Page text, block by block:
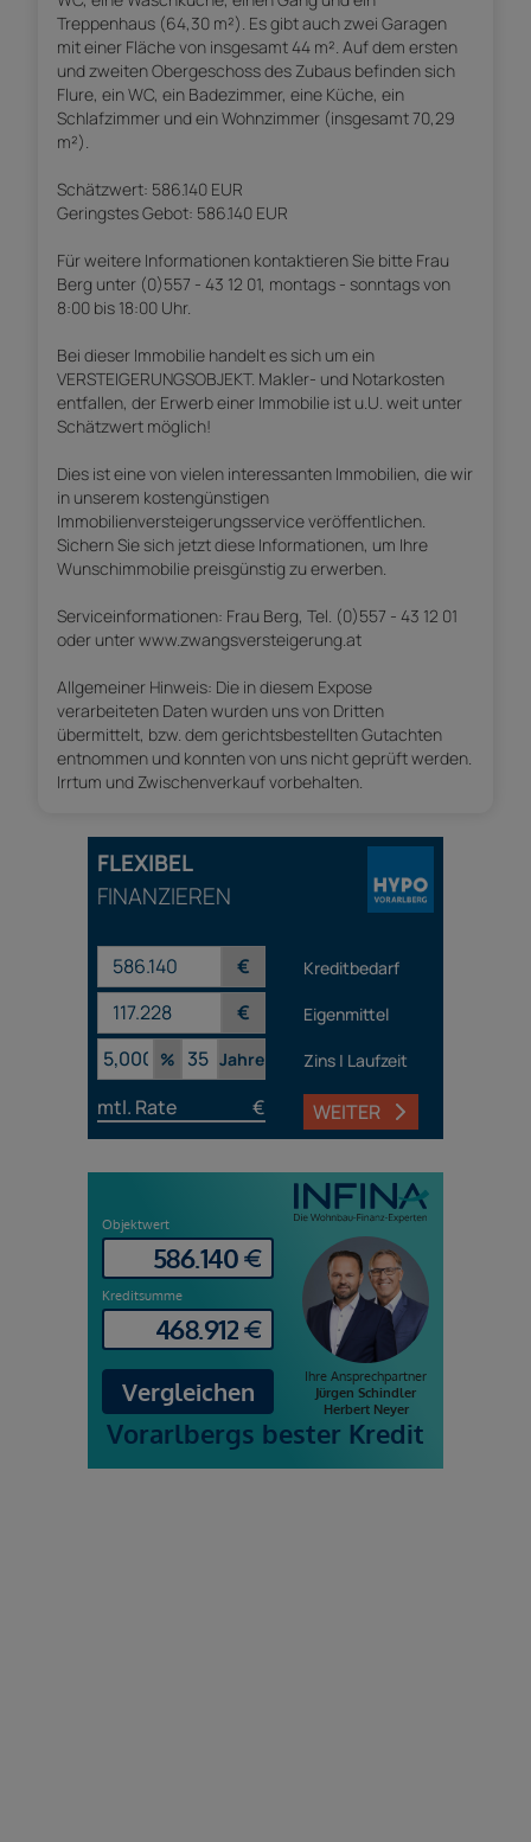
Treppenhaus (64,30 m²). Es gibt auch zwei Garagen
mit einer Fläche von insgesamt 44 m². Auf dem ersten
und zweiten Obergeschoss des Zubaus befinden sich
Flure, ein WC, ein Badezimmer, eine Küche, ein
Schlafzimmer und ein Wohnzimmer (insgesamt 70,29
m²).
Schätzwert: 586.140 EUR
Geringstes Gebot: 586.140 EUR
Für weitere Informationen kontaktieren Sie bitte Frau
Berg unter (0)557 - 43 12 01, montags - sonntags von
8:00 bis 18:00 Uhr.
Bei dieser Immobilie handelt es sich um ein
VERSTEIGERUNGSOBJEKT. Makler- und Notarkosten
entfallen, der Erwerb einer Immobilie ist u.U. weit unter
Schätzwert möglich!
Dies ist eine von vielen interessanten Immobilien, die wir
in unserem kostengünstigen
Immobilienversteigerungsservice veröffentlichen.
Sichern Sie sich jetzt diese Informationen, um Ihre
Wunschimmobilie preisgünstig zu erwerben.
Serviceinformationen: Frau Berg, Tel. (0)557 - 43 12 01
oder unter www.zwangsversteigerung.at
Allgemeiner Hinweis: Die in diesem Expose
verarbeiteten Daten wurden uns von Dritten
übermittelt, bzw. dem gerichtsbestellten Gutachten
entnommen und konnten von uns nicht geprüft werden.
Irrtum und Zwischenverkauf vorbehalten.
FLEXIBEL
FINANZIEREN
€ Kreditbedarf
€
Eigenmittel
%
Jahre Zins | Laufzeit
mtl. Rate € WEITER